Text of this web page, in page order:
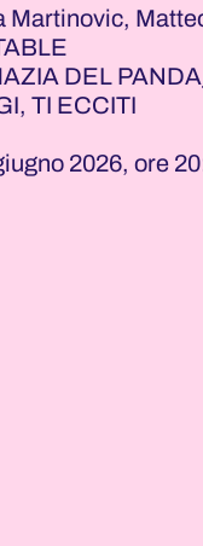
Martinovic,
DEL
TI ECCITI
2026, ore